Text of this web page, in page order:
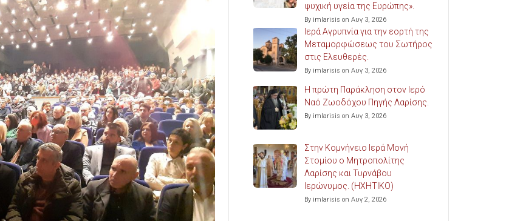
ψυχική υγεία της Ευρώπης».
By imlarisis on Αυγ 3, 2026
Ιερά Αγρυπνία για την εορτή της
Μεταμορφώσεως του Σωτήρος
στις Ελευθερές.
By imlarisis on Αυγ 3, 2026
Η πρώτη Παράκληση στον Ιερό
Ναό Ζωοδόχου Πηγής Λαρίσης.
By imlarisis on Αυγ 3, 2026
Στην Κομνήνειο Ιερά Μονή
Στομίου ο Μητροπολίτης
Λαρίσης και Τυρνάβου
Ιερώνυμος. (ΗΧΗΤΙΚΟ)
By imlarisis on Αυγ 2, 2026